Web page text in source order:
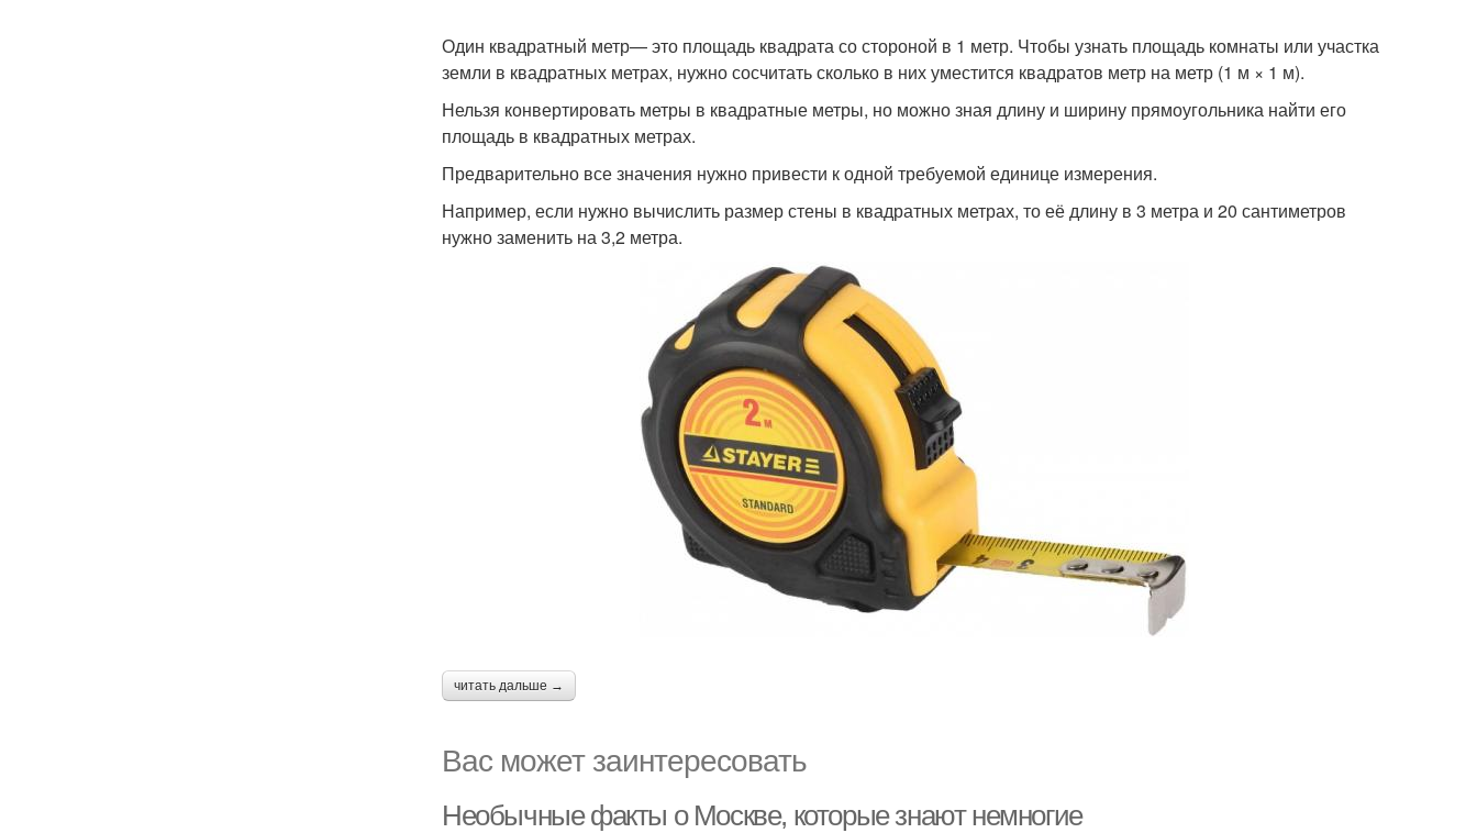
Один квадратный метр— это площадь квадрата со стороной в 1 метр. Чтобы узнать площадь комнаты или участка
земли в квадратных метрах, нужно сосчитать сколько в них уместится квадратов метр на метр (1 м × 1 м).
Нельзя конвертировать метры в квадратные метры, но можно зная длину и ширину прямоугольника найти его
площадь в квадратных метрах.
Предварительно все значения нужно привести к одной требуемой единице измерения.
Например, если нужно вычислить размер стены в квадратных метрах, то её длину в 3 метра и 20 сантиметров
нужно заменить на 3,2 метра.
читать дальше →
Вас может заинтересовать
Необычные факты о Москве, которые знают немногие